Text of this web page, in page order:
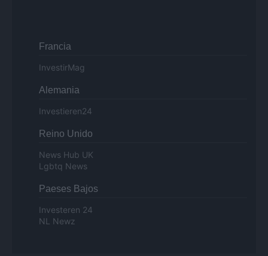
Francia
InvestirMag
Alemania
Investieren24
Reino Unido
News Hub UK
Lgbtq News
Paeses Bajos
Investeren 24
NL Newz